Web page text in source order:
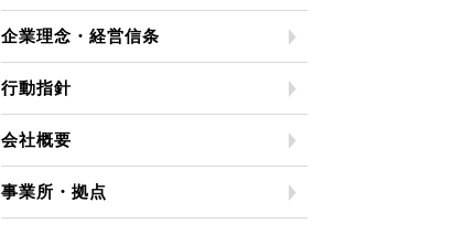
企業理念・経営信条
行動指針
会社概要
事業所・拠点